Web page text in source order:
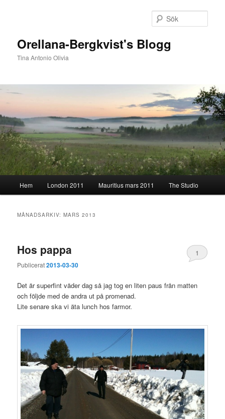
Orellana-Bergkvist's Blogg
Tina Antonio Olivia
Hem London 2011 Mauritius mars 2011 The Studio
MÅNADSARKIV:MARS 2013
Hos pappa
Publicerat2013-03-30
1
Det är superfint väder dag så jag tog en liten paus från matten
och följde med de andra ut på promenad.
Lite senare ska vi äta lunch hos farmor.